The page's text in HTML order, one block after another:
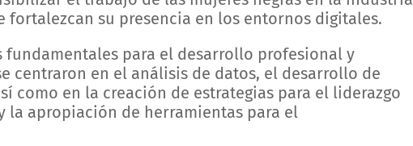
fortalezcan su presencia en los entornos digitales.
fundamentales para el desarrollo profesional y
centraron en el análisis de datos, el desarrollo de
como en la creación de estrategias para el liderazgo
la apropiación de herramientas para el